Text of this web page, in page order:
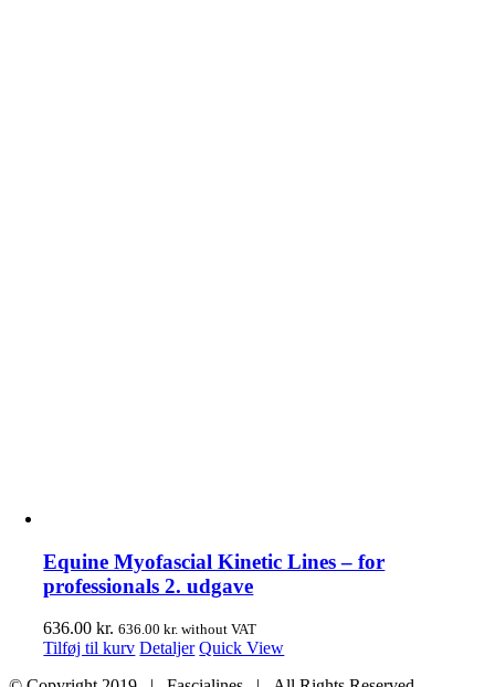
Equine Myofascial Kinetic Lines – for
professionals 2. udgave
636.00kr. 636.00kr. without VAT
Tilføj til kurv Detaljer Quick View